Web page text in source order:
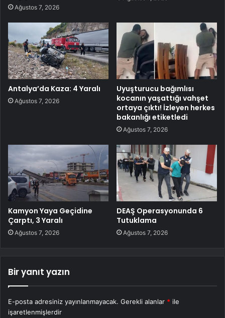
Ağustos 7, 2026
Antalya’da Kaza: 4 Yaralı
Ağustos 7, 2026
Uyuşturucu bağımlısı
kocanın yaşattığı vahşet
ortaya çıktı! İzleyen herkes
bakanlığı etiketledi
Ağustos 7, 2026
Kamyon Yaya Geçidine
Çarptı, 3 Yaralı
Ağustos 7, 2026
DEAŞ Operasyonunda 6
Tutuklama
Ağustos 7, 2026
Bir yanıt yazın
E-posta adresiniz yayınlanmayacak. Gerekli alanlar * ile
işaretlenmişlerdir